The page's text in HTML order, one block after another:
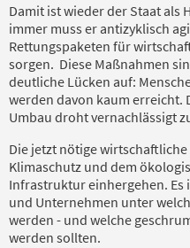
Damit ist wieder der Staat als
immer muss er antizyklisch
Rettungspaketen für
sorgen. Diese Maßnahmen
deutliche Lücken auf:
werden davon kaum erreicht.
Umbau droht vernachlässigt
Die jetzt nötige
Klimaschutz und dem
Infrastruktur einhergehen. Es
und Unternehmen unter
werden - und welche
werden sollten.